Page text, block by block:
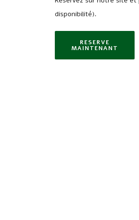
disponibilité).
RESERVE
MAINTENANT